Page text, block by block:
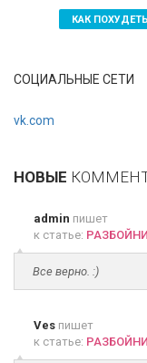
КАК ПОХУДЕТЬ
СОЦИАЛЬНЫЕ СЕТИ
vk.com
НОВЫЕ
admin пишет
к статье:
Все верно. :)
Ves пишет
к статье: